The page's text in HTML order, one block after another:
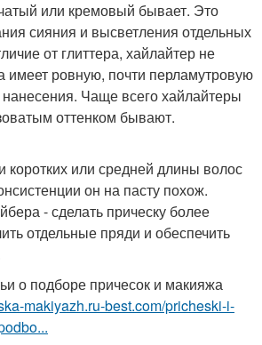
или кремовый бывает. Это
сияния и высветления отдельных
от глиттера, хайлайтер не
имеет ровную, почти перламутровую
нанесения. Чаще всего хайлайтеры
оттенком бывают.
коротких или средней длины волос
он на пасту похож.
- сделать прическу более
отдельные пряди и обеспечить
о подборе причесок и макияжа
makiyazh.ru-best.com/pricheski-i-